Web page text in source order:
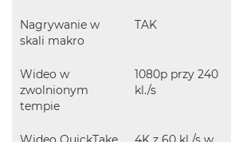
g
p
j
e
m
Nagrywanie w
skali makro
TAK
Wideo w
zwolnionym
tempie
1080p przy 240
kl./s